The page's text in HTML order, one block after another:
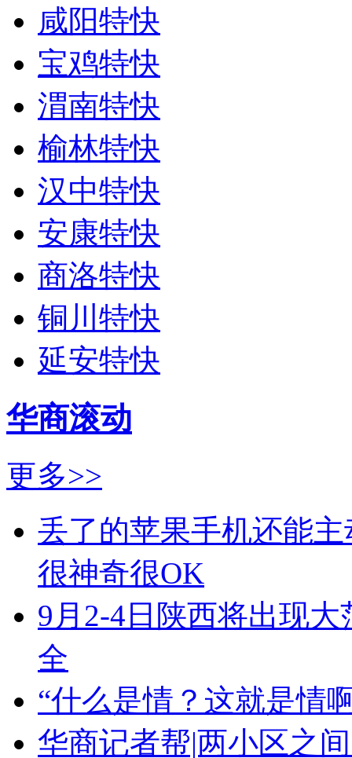
咸阳特快
宝鸡特快
渭南特快
榆林特快
汉中特快
安康特快
商洛特快
铜川特快
延安特快
华商滚动
更多>>
丢了的苹果手机还能
很神奇很OK
9月2-4日陕西将出现
全
“什么是情？这就是情
华商记者帮|两小区之